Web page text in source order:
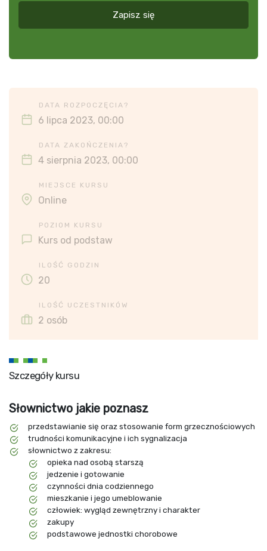
Zapisz się
DATA ROZPOCZĘCIA?
6 lipca 2023, 00:00
DATA ZAKOŃCZENIA?
4 sierpnia 2023, 00:00
MIEJSCE KURSU
Online
POZIOM KURSU
Kurs od podstaw
ILOŚĆ GODZIN
20
ILOŚĆ UCZESTNIKÓW
2 osób
Szczegóły kursu
Słownictwo jakie poznasz
przedstawianie się oraz stosowanie form grzecznościowych
trudności komunikacyjne i ich sygnalizacja
słownictwo z zakresu:
opieka nad osobą starszą
jedzenie i gotowanie
czynności dnia codziennego
mieszkanie i jego umeblowanie
człowiek: wygląd zewnętrzny i charakter
zakupy
podstawowe jednostki chorobowe